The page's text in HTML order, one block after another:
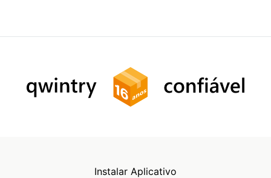
Instalar Aplicativo